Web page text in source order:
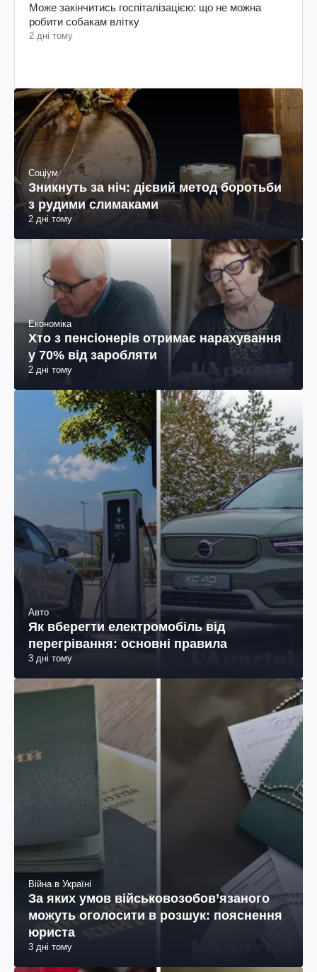
Може закінчитись госпіталізацією: що не можна
робити собакам влітку
2 дні тому
Соціум
Зникнуть за ніч: дієвий метод боротьби
з рудими слимаками
2 дні тому
Економіка
Хто з пенсіонерів отримає нарахування
у 70% від заробляти
2 дні тому
Авто
Як вберегти електромобіль від
перегрівання: основні правила
3 дні тому
Війна в Україні
За яких умов військовозобов’язаного
можуть оголосити в розшук: пояснення
юриста
3 дні тому